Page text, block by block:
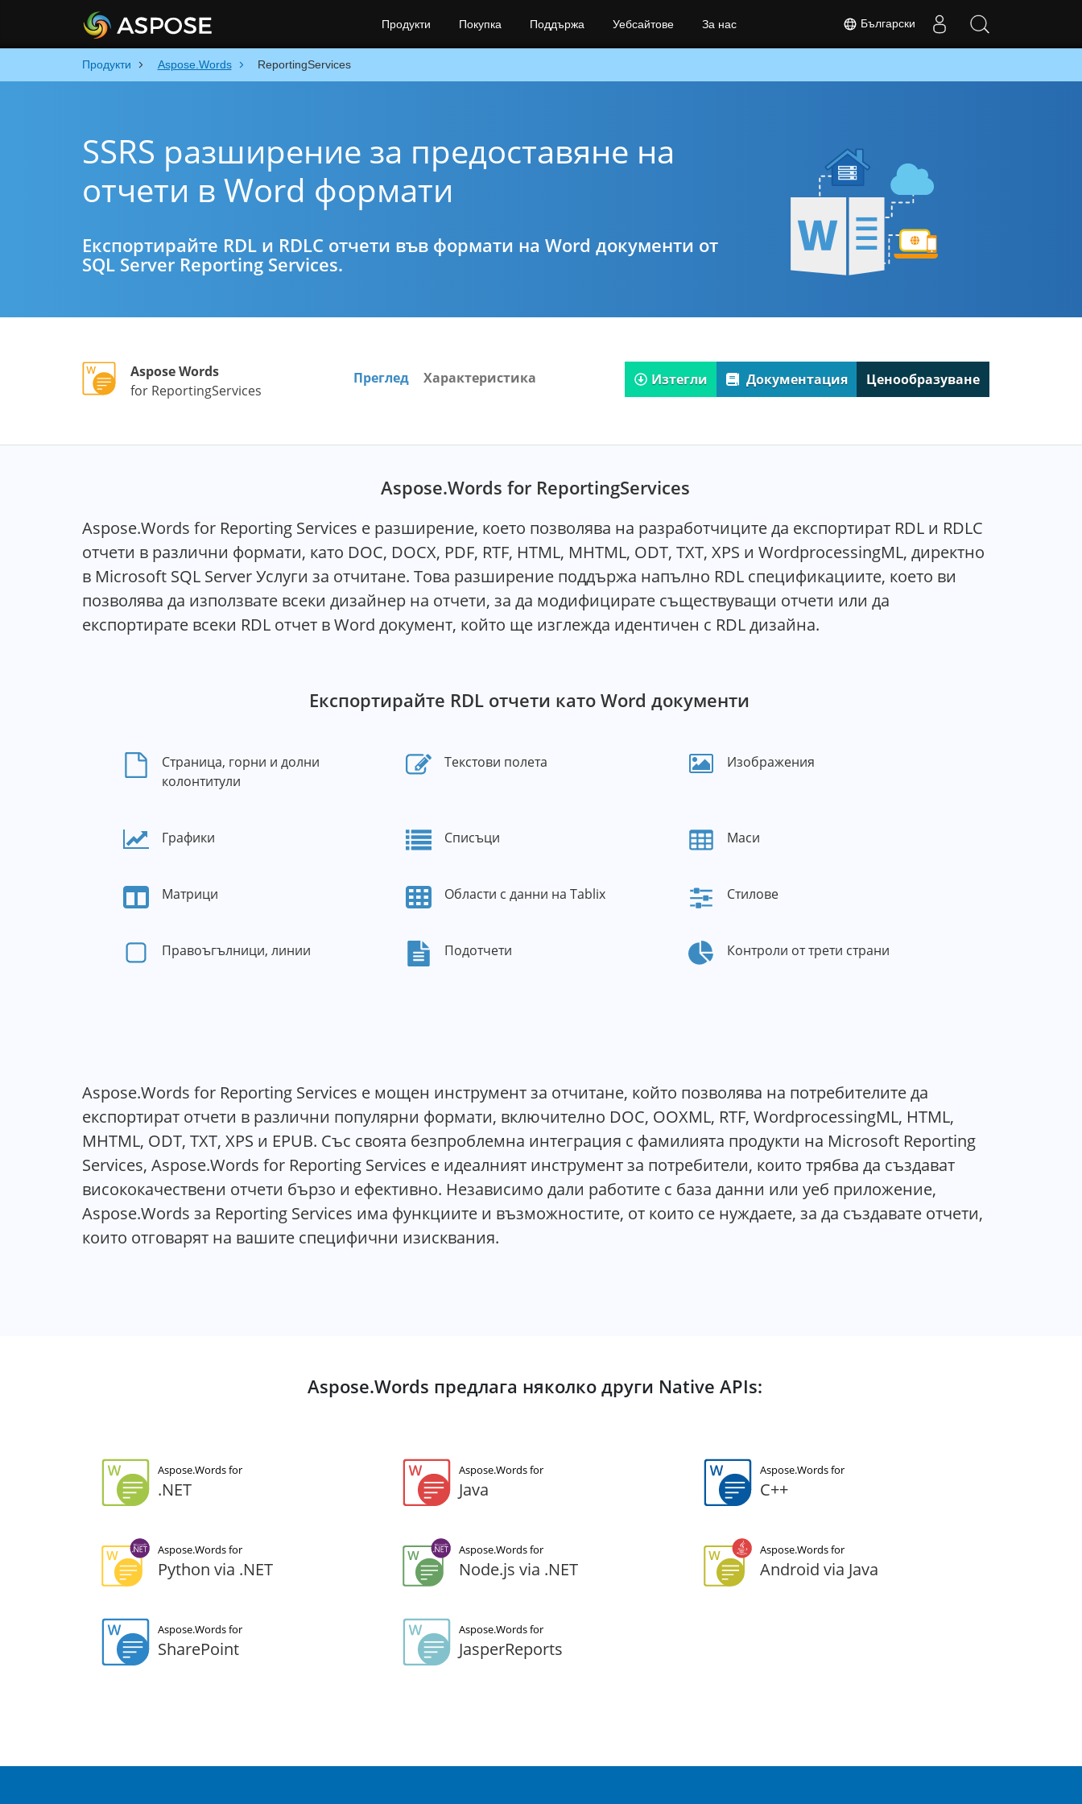
Продукти Aspose.Words ReportingServices
SSRS разширение за предоставяне на
отчети в Word формати
Експортирайте RDL и RDLC отчети във формати на Word документи от
SQL Server Reporting Services.
Aspose Words
for ReportingServices
Преглед Характеристика Изтегли Документация Ценообразуване
Aspose.Words for ReportingServices
Aspose.Words for Reporting Services е разширение, което позволява на разработчиците да експортират RDL и RDLC
отчети в различни формати, като DOC, DOCX, PDF, RTF, HTML, MHTML, ODT, TXT, XPS и WordprocessingML, директно
в Microsoft SQL Server Услуги за отчитане. Това разширение поддържа напълно RDL спецификациите, което ви
позволява да използвате всеки дизайнер на отчети, за да модифицирате съществуващи отчети или да
експортирате всеки RDL отчет в Word документ, който ще изглежда идентичен с RDL дизайна.
Експортирайте RDL отчети като Word документи
Страница, горни и долни
колонтитули
Текстови полета Изображения
Графики Списъци Маси
Матрици Области с данни на Tablix Стилове
Правоъгълници, линии Подотчети Контроли от трети страни
Aspose.Words for Reporting Services е мощен инструмент за отчитане, който позволява на потребителите да
експортират отчети в различни популярни формати, включително DOC, OOXML, RTF, WordprocessingML, HTML,
MHTML, ODT, TXT, XPS и EPUB. Със своята безпроблемна интеграция с фамилията продукти на Microsoft Reporting
Services, Aspose.Words for Reporting Services е идеалният инструмент за потребители, които трябва да създават
висококачествени отчети бързо и ефективно. Независимо дали работите с база данни или уеб приложение,
Aspose.Words за Reporting Services има функциите и възможностите, от които се нуждаете, за да създавате отчети,
които отговарят на вашите специфични изисквания.
Aspose.Words предлага няколко други Native APIs:
Aspose.Words for
.NET
Aspose.Words for
Java
Aspose.Words for
C++
Aspose.Words for
Python via .NET
Aspose.Words for
Node.js via .NET
Aspose.Words for
Android via Java
Aspose.Words for
SharePoint
Aspose.Words for
JasperReports
Български
Продукти Покупка Поддържа Уебсайтове За нас